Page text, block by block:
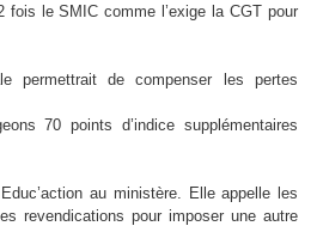
fois le SMIC comme l’exige la CGT pour
permettrait de compenser les pertes
70 points d’indice supplémentaires
au ministère. Elle appelle les
revendications pour imposer une autre